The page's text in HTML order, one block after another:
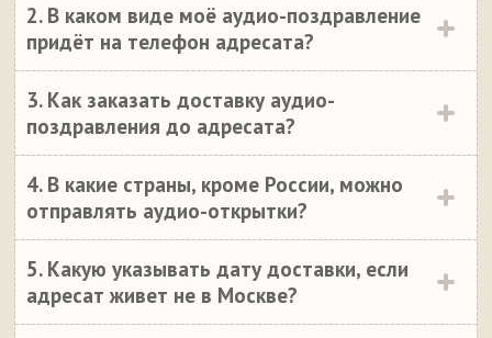
2. В каком виде моё аудио-поздравление
придёт на телефон адресата?
3. Как заказать доставку аудио-
поздравления до адресата?
4. В какие страны, кроме России, можно
отправлять аудио-открытки?
5. Какую указывать дату доставки, если
адресат живет не в Москве?